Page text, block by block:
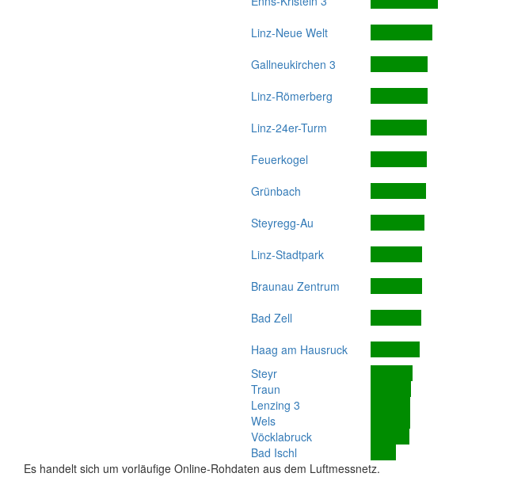
Linz-Neue Welt
Gallneukirchen 3
Linz-Römerberg
Linz-24er-Turm
Feuerkogel
Grünbach
Steyregg-Au
Linz-Stadtpark
Braunau Zentrum
Bad Zell
Haag am Hausruck
Steyr
Traun
Lenzing 3
Wels
Vöcklabruck
Bad Ischl
Es handelt sich um vorläufige Online-Rohdaten aus dem Luftmessnetz.